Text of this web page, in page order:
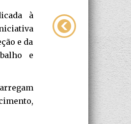
à
e da
e